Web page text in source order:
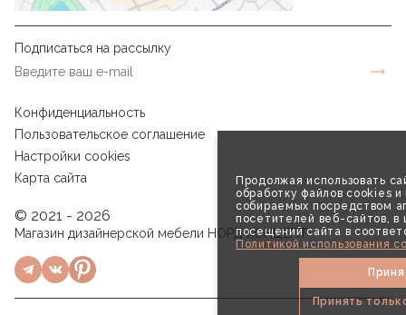
Продолжая использовать
обработку файлов cookies и
собираемых посредством
посетителей веб-сайтов, в
посещений сайта в
Политикой использования
Принять
Подписаться на рассылку
Конфиденциальность
Пользовательское соглашение
Настройки cookies
Карта сайта
© 2021 - 2026
Магазин дизайнерской мебели НОРД КОНЦЕПТ